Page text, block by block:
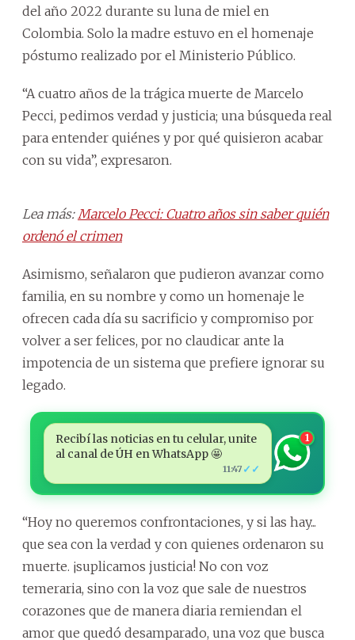
del año 2022 durante su luna de miel en
Colombia. Solo la madre estuvo en el homenaje
póstumo realizado por el Ministerio Público.
“A cuatro años de la trágica muerte de Marcelo
Pecci, pedimos verdad y justicia; una búsqueda real
para entender quiénes y por qué quisieron acabar
con su vida”, expresaron.
Lea más: Marcelo Pecci: Cuatro años sin saber quién
ordenó el crimen
Asimismo, señalaron que pudieron avanzar como
familia, en su nombre y como un homenaje le
ofrecen cada día su sacrificio y compromiso por
volver a ser felices, por no claudicar ante la
impotencia de un sistema que prefiere ignorar su
legado.
Recibí las noticias en tu celular, unite
al canal de ÚH en WhatsApp 🤩
11:47 ✓✓
1
“Hoy no queremos confrontaciones, y si las hay...
que sea con la verdad y con quienes ordenaron su
muerte. ¡suplicamos justicia! No con voz
temeraria, sino con la voz que sale de nuestros
corazones que de manera diaria remiendan el
amor que quedó desamparado, una voz que busca